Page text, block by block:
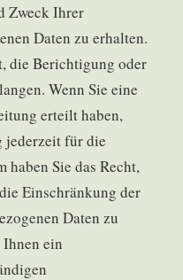
Zweck Ihrer
Daten zu erhalten.
die Berichtigung oder
Wenn Sie eine
erteilt haben,
jederzeit für die
Sie das Recht,
Einschränkung der
Daten zu
ein